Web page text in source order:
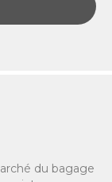
du bagage